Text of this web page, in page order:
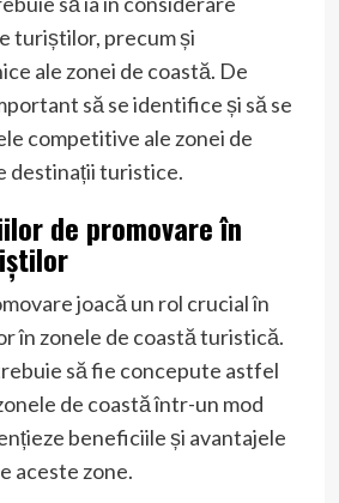
turiștilor, precum și
ale zonei de coastă. De
să se identifice și să se
competitive ale zonei de
destinații turistice.
de promovare în
joacă un rol crucial în
în zonele de coastă turistică.
să fie concepute astfel
de coastă într-un mod
beneficiile și avantajele
aceste zone.